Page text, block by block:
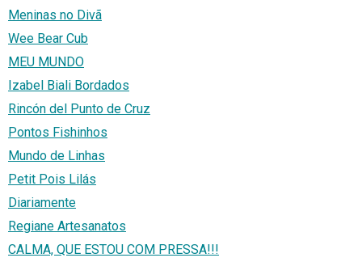
Meninas no Divã
Wee Bear Cub
MEU MUNDO
Izabel Biali Bordados
Rincón del Punto de Cruz
Pontos Fishinhos
Mundo de Linhas
Petit Pois Lilás
Diariamente
Regiane Artesanatos
CALMA, QUE ESTOU COM PRESSA!!!